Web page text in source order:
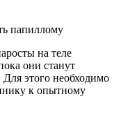
на теле
они станут
этого необходимо
к опытному